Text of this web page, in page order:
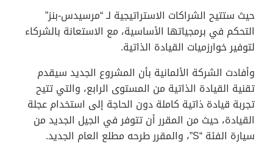
حيث ستتيح الشراكات الاستراتيجية لـ “مرسيدس-بنز”
التحكم في برمجياتها الأساسية، مع الاستعانة بالشركاء
لتوفير خوارزميات القيادة الذاتية.
وأفادت الشركة الألمانية بأن المشروع الجديد سيقدم
تقنية القيادة الذاتية من المستوى الرابع، والتي تتيح
تجربة قيادة ذاتية كاملة دون الحاجة إلى استخدام عجلة
القيادة، حيث من المقرر أن تتوفر في الجيل الجديد من
سيارة الفئة “S”، والمقرر طرحه مطلع العام الجديد.